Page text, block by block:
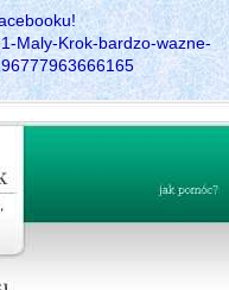
Maly-Krok-bardzo-wazne-